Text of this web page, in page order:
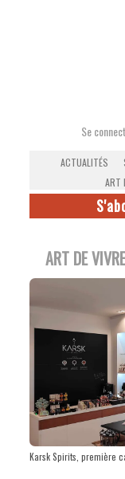
Se
ACTUALITÉS
ART
ART DE VIVRE
Karsk Spirits, première